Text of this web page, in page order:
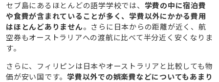
セブ島にあるほとんどの語学学校では、 学費の中に宿泊費
や食費が含まれていることが多く、学費以外にかかる費用
はほとんどありません。さらに日本からの距離が近く、航
空券もオーストラリアへの渡航に比べて半分近く安くなりま
す。
さらに、フィリピンは日本やオーストラリアと比較しても物
価が安い国です。 学費以外での娯楽費などについてもあまり